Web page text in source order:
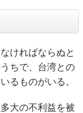
ければならぬと
ちで、台湾との
るものがいる。
大の不利益を被